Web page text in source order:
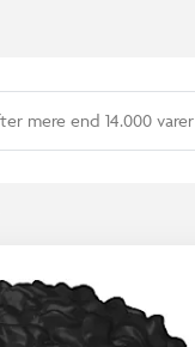
mere end 14.000 varer